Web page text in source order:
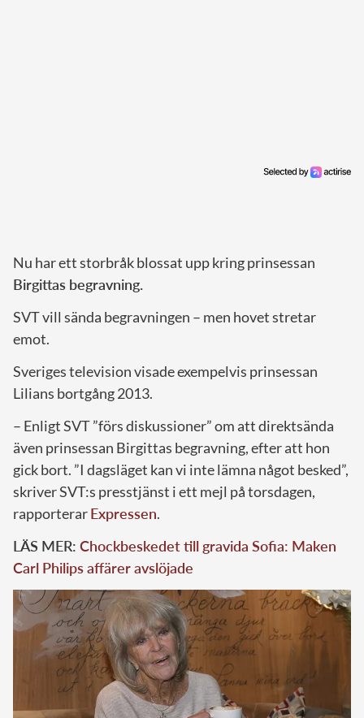
Nu har ett storbråk blossat upp kring prinsessan
Birgittas begravning.
SVT vill sända begravningen – men hovet stretar
emot.
Sveriges television visade exempelvis prinsessan
Lilians bortgång 2013.
– Enligt SVT ”förs diskussioner” om att direktsända
även prinsessan Birgittas begravning, efter att hon
gick bort. ”I dagsläget kan vi inte lämna något besked”,
skriver SVT:s presstjänst i ett mejl på torsdagen,
rapporterarExpressen.
LÄS MER: Chockbeskedet till gravida Sofia: Maken
Carl Philips affärer avslöjade